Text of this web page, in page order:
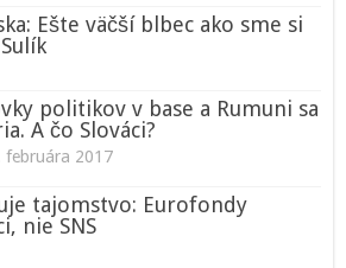
Ešte väčší blbec ako sme si
politikov v base a Rumuni sa
A čo Slováci?
februára 2017
tajomstvo: Eurofondy
nie SNS